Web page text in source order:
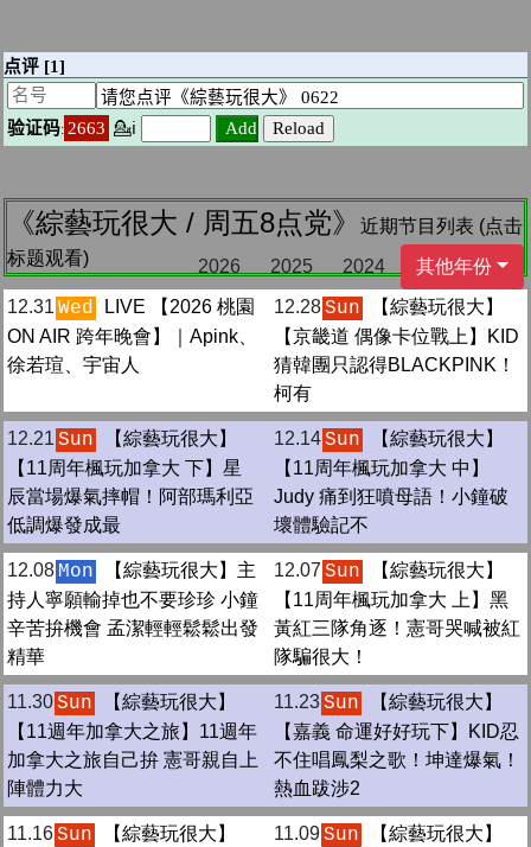
《綜藝玩很大 / 周五8点党》
近期节目列表 (点击
标题观看)
2026 2025 2024
其他年份
12.31 Wed
LIVE 【2026 桃園
ON AIR 跨年晚會】｜Apink、
徐若瑄、宇宙人
12.28Sun
【綜藝玩很大】
【京畿道 偶像卡位戰上】KID
猜韓團只認得BLACKPINK！
柯有
12.21 Sun
【綜藝玩很大】
【11周年楓玩加拿大 下】星
辰當場爆氣摔帽！阿部瑪利亞
低調爆發成最
12.14Sun
【綜藝玩很大】
【11周年楓玩加拿大 中】
Judy 痛到狂噴母語！小鐘破
壞體驗記不
12.08 Mon
【綜藝玩很大】主
持人寧願輸掉也不要珍珍 小鐘
辛苦拚機會 孟潔輕輕鬆鬆出發
精華
12.07 Sun
【綜藝玩很大】
【11周年楓玩加拿大 上】黑
黃紅三隊角逐！憲哥哭喊被紅
隊騙很大！
11.30Sun
【綜藝玩很大】
【11週年加拿大之旅】11週年
加拿大之旅自己拚 憲哥親自上
陣體力大
11.23Sun
【綜藝玩很大】
【嘉義 命運好好玩下】KID忍
不住唱鳳梨之歌！坤達爆氣！
熱血跋涉2
11.16Sun
【綜藝玩很大】
11.09Sun
【綜藝玩很大】